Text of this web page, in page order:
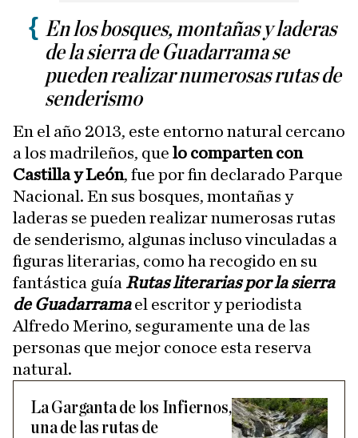
En los bosques, montañas y laderas
de la sierra de Guadarrama se
pueden realizar numerosas rutas de
senderismo
En el año 2013, este entorno natural cercano
a los madrileños, que lo comparten con
Castilla y León, fue por fin declarado Parque
Nacional. En sus bosques, montañas y
laderas se pueden realizar numerosas rutas
de senderismo, algunas incluso vinculadas a
figuras literarias, como ha recogido en su
fantástica guía Rutas literarias por la sierra
de Guadarrama el escritor y periodista
Alfredo Merino, seguramente una de las
personas que mejor conoce esta reserva
natural.
La Garganta de los Infiernos,
una de las rutas de